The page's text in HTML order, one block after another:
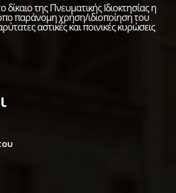
της Πνευματικής Ιδιοκτησίας η
παράνομη χρήση/ιδιοποίηση του
αστικές και ποινικές κυρώσεις